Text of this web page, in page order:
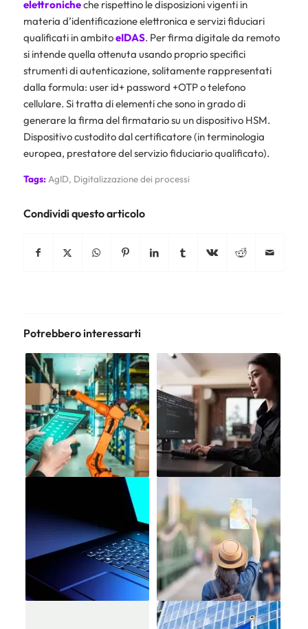
elettronicheche rispettino le disposizioni vigenti in
materia d’identificazione elettronica e servizi fiduciari
qualificati in ambitoeIDAS. Per firma digitale da remoto
si intende quella ottenuta usando proprio specifici
strumenti di autenticazione, solitamente rappresentati
dalla formula: user id+ password +OTP o telefono
cellulare. Si tratta di elementi che sono in grado di
generare la firma del firmatario su un dispositivo HSM.
Dispositivo custodito dal certificatore (in terminologia
europea, prestatore del servizio fiduciario qualificato).
Tags: AgID, Digitalizzazione dei processi
Condividi questo articolo
Potrebbero interessarti